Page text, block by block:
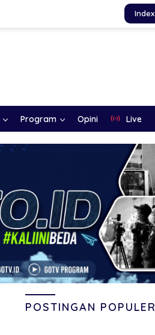
Index
Program Opini Live
POSTINGAN POPULER